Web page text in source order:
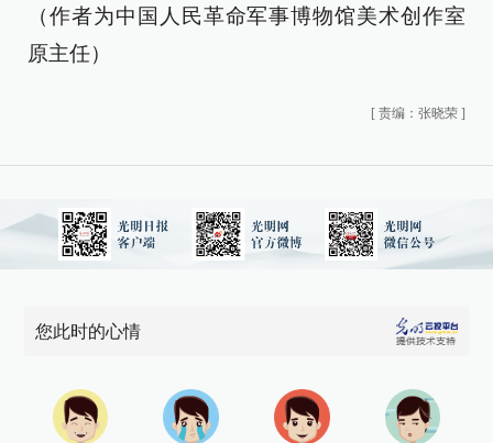
（作者为中国人民革命军事博物馆美术创作室
原主任）
[ 责编：张晓荣 ]
您此时的心情